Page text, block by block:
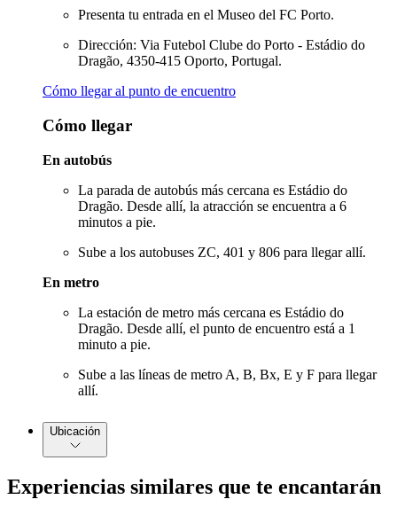
Presenta tu entrada en el Museo del FC Porto.
Dirección: Via Futebol Clube do Porto - Estádio do
Dragão, 4350-415 Oporto, Portugal.
Cómo llegar al punto de encuentro
Cómo llegar
En autobús
La parada de autobús más cercana es Estádio do
Dragão. Desde allí, la atracción se encuentra a 6
minutos a pie.
Sube a los autobuses ZC, 401 y 806 para llegar allí.
En metro
La estación de metro más cercana es Estádio do
Dragão. Desde allí, el punto de encuentro está a 1
minuto a pie.
Sube a las líneas de metro A, B, Bx, E y F para llegar
allí.
Ubicación
Experiencias similares que te encantarán